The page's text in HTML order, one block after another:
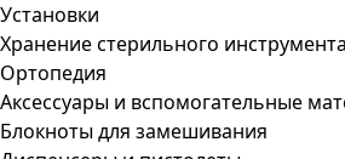
Установки
Хранение стерильного инструмента
Ортопедия
Аксессуары и вспомогательные
Блокноты для замешивания